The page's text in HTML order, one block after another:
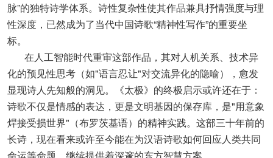
脉”的独特诗学体系。诗性复杂性使其作品兼具抒情强度与理
性深度，已然成为了当代中国诗歌“精神性写作”的重要坐
标。
在人工智能时代重审这部作品，其对人机关系、技术异
化的预见性思考（如"语言忍让"对交流异化的隐喻），愈发
显现诗人先知般的洞见。《太极》的终极启示或许还在于：
诗歌不仅是情感的表达，更是文明基因的保存库，是"用意象
焊接受损世界"（布罗茨基语）的精神实践。这部三十年前的
长诗，现在看来或许至今能在为汉语诗歌如何回应人类共同